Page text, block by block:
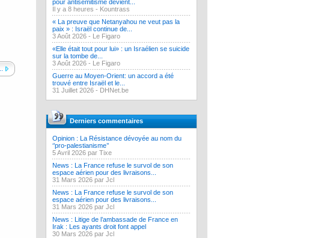
pour antisémitisme devient...
Il y a 8 heures - Kountrass
« La preuve que Netanyahou ne veut pas la
paix » : Israël continue de...
3 Août 2026 - Le Figaro
«Elle était tout pour lui» : un Israélien se suicide
sur la tombe de...
3 Août 2026 - Le Figaro
Guerre au Moyen-Orient: un accord a été
trouvé entre Israël et le...
31 Juillet 2026 - DHNet.be
Derniers commentaires
Opinion : La Résistance dévoyée au nom du
‘’pro-palestianisme’’
5 Avril 2026 par Tixe
News : La France refuse le survol de son
espace aérien pour des livraisons...
31 Mars 2026 par Jcl
News : La France refuse le survol de son
espace aérien pour des livraisons...
31 Mars 2026 par Jcl
News : Litige de l’ambassade de France en
Irak : Les ayants droit font appel
30 Mars 2026 par Jcl